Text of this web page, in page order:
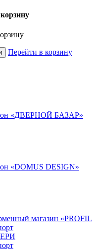
Перейти в корзину
«ДВЕРНОЙ БАЗАР»
«DOMUS DESIGN»
магазин